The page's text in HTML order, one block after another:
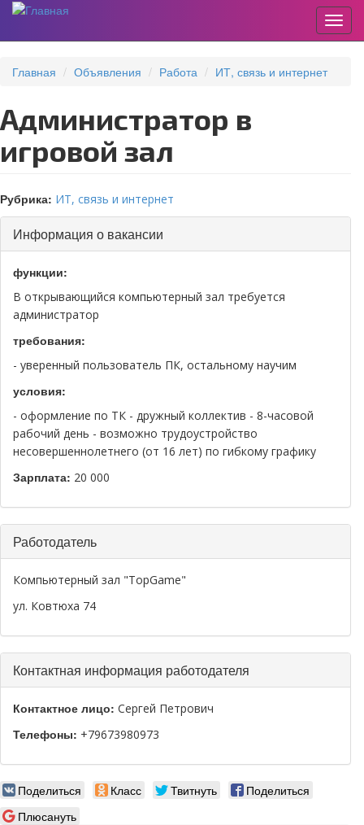
основному
Главная Объявления Работа ИТ, связь и интернет
Администратор в
игровой зал
Рубрика: ИТ, связь и интернет
Скрыть
Информация о вакансии
функции:
В открывающийся компьютерный зал требуется
администратор
требования:
- уверенный пользователь ПК, остальному научим
условия:
- оформление по ТК - дружный коллектив - 8-часовой
рабочий день - возможно трудоустройство
несовершеннолетнего (от 16 лет) по гибкому графику
Зарплата: 20 000
Скрыть
Работодатель
Компьютерный зал "TopGame"
ул. Ковтюха 74
Скрыть
Контактная информация работодателя
Контактное лицо: Сергей Петрович
Телефоны: +79673980973
Поделиться Класс Твитнуть
Поделиться
Плюсануть